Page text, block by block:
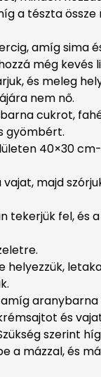
a tészta össze
amíg sima
még kevés
és meleg
nem nő.
cukrot,
gyömbért.
40×30
majd
tekerjük fel, és
helyezzük,
aranybarna
és
szerint
a mázzal, és